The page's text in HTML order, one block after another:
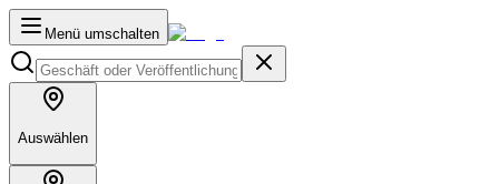
Menü umschalten
Auswählen